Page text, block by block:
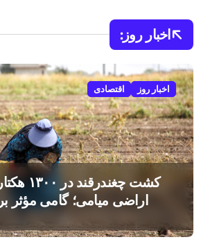
اخبار روز:
اخبار روز اقتصادی
کشت چغندرقند در
اراضی میامی؛ گامی مؤثر
افزایش درآمد